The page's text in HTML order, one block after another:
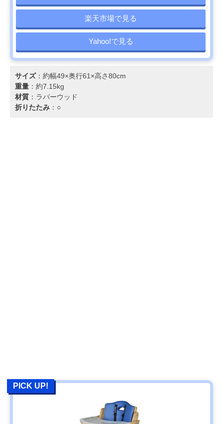
楽天市場で見る
Yahoo!で見る
サイズ：約幅49×奥行61×高さ80cm
重量 ：約7.15kg
材質 ：ラバーウッド
折りたたみ ：○
PICK UP!